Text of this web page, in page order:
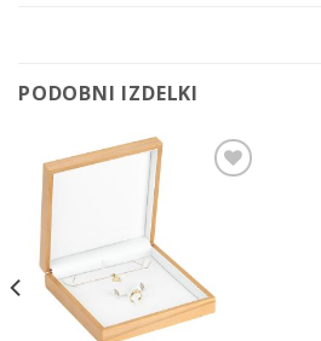
PODOBNI IZDELKI